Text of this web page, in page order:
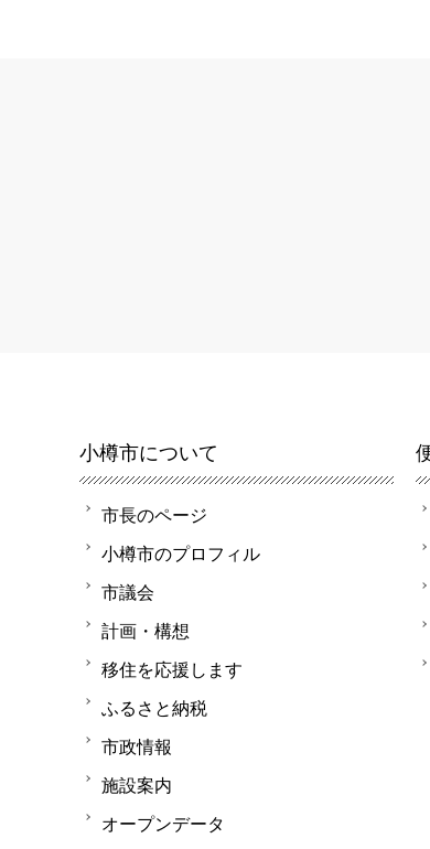
小樽市について
市長のページ
小樽市のプロフィル
市議会
計画・構想
移住を応援します
ふるさと納税
市政情報
施設案内
オープンデータ